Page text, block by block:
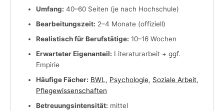
Umfang: 40–60 Seiten (je nach Hochschule)
Bearbeitungszeit: 2–4 Monate (offiziell)
Realistisch für Berufstätige: 10–16 Wochen
Erwarteter Eigenanteil: Literaturarbeit + ggf.
Empirie
Häufige Fächer: BWL , Psychologie, Soziale Arbeit,
Pflegewissenschaften
Betreuungsintensität: mittel